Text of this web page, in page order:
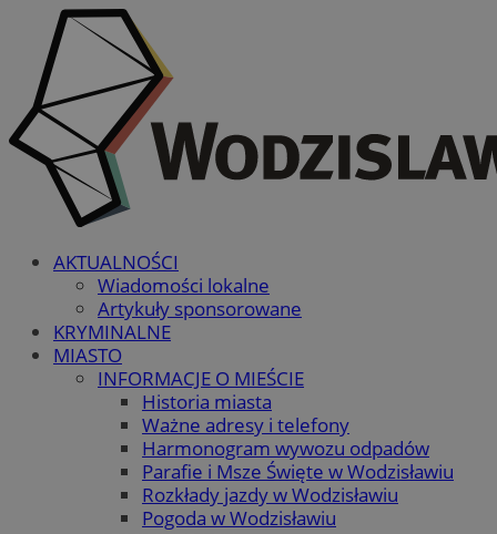
AKTUALNOŚCI
Wiadomości lokalne
Artykuły sponsorowane
KRYMINALNE
MIASTO
INFORMACJE O MIEŚCIE
Historia miasta
Ważne adresy i telefony
Harmonogram wywozu odpadów
Parafie i Msze Święte w Wodzisławiu
Rozkłady jazdy w Wodzisławiu
Pogoda w Wodzisławiu